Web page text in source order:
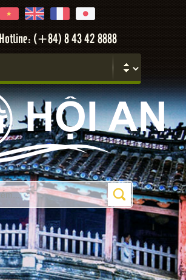
Hotline: (+84) 8 43 42 8888